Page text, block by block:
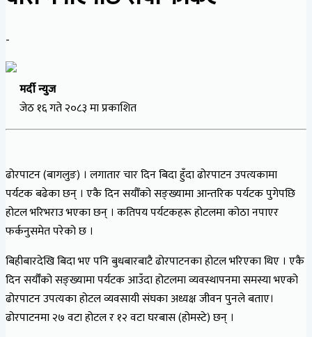
-
मर्दी न्युज
जेठ १६ गते २०८३ मा प्रकाशित
ढोरपाटन (बागलुङ) । लगातार चार दिन बिदा हुँदा ढोरपाटन उपत्यकामा
पर्यटक बढेका छन् । एकै दिन सयौँको सङ्ख्यामा आन्तरिक पर्यटक पुगेपछि
होटल भरिभराउ भएका छन् । कतिपय पर्यटकहरू होटलमा कोठा नपाएर
फर्कनुसमेत परेको छ ।
बिहीबारदेखि बिदा भए पनि बुधबारबाटै ढोरपाटनका होटल भरिएका थिए । एकै
दिन सर्यौँको सङ्ख्यामा पर्यटक आउँदा होटलमा व्यवस्थापनमा समस्या भएको
ढोरपाटन उपत्यका होटल व्यवसायी संघका अध्यक्ष जीवन पुनले बताए।
ढोरपाटनमा २७ वटा होटल र १२ वटा घरबास (होमस्टे) छन् ।